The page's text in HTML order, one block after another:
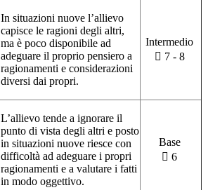
In situazioni nuove l’allievo
capisce le ragioni degli altri,
ma è poco disponibile ad
adeguare il proprio pensiero a
ragionamenti e considerazioni
diversi dai propri.
Intermedio
 7 - 8
L’allievo tende a ignorare il
punto di vista degli altri e posto
in situazioni nuove riesce con
difficoltà ad adeguare i propri
ragionamenti e a valutare i fatti
in modo oggettivo.
Base
 6